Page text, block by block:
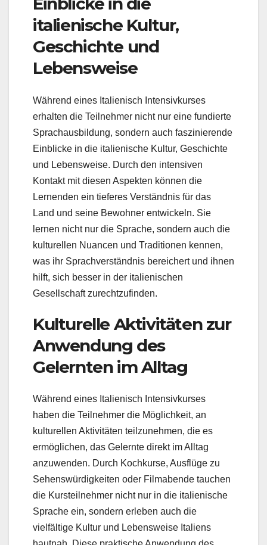
italienische Kultur,
Geschichte und
Lebensweise
Während eines Italienisch Intensivkurses
erhalten die Teilnehmer nicht nur eine fundierte
Sprachausbildung, sondern auch faszinierende
Einblicke in die italienische Kultur, Geschichte
und Lebensweise. Durch den intensiven
Kontakt mit diesen Aspekten können die
Lernenden ein tieferes Verständnis für das
Land und seine Bewohner entwickeln. Sie
lernen nicht nur die Sprache, sondern auch die
kulturellen Nuancen und Traditionen kennen,
was ihr Sprachverständnis bereichert und ihnen
hilft, sich besser in der italienischen
Gesellschaft zurechtzufinden.
Kulturelle Aktivitäten zur
Anwendung des
Gelernten im Alltag
Während eines Italienisch Intensivkurses
haben die Teilnehmer die Möglichkeit, an
kulturellen Aktivitäten teilzunehmen, die es
ermöglichen, das Gelernte direkt im Alltag
anzuwenden. Durch Kochkurse, Ausflüge zu
Sehenswürdigkeiten oder Filmabende tauchen
die Kursteilnehmer nicht nur in die italienische
Sprache ein, sondern erleben auch die
vielfältige Kultur und Lebensweise Italiens